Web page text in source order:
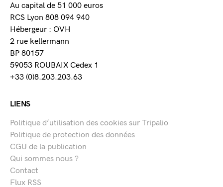
Au capital de 51 000 euros
RCS Lyon 808 094 940
Hébergeur : OVH
2 rue kellermann
BP 80157
59053 ROUBAIX Cedex 1
+33 (0)8.203.203.63
LIENS
Politique d’utilisation des cookies sur Tripalio
Politique de protection des données
CGU de la publication
Qui sommes nous ?
Contact
Flux RSS